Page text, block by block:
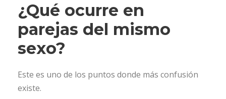
¿Qué ocurre en
parejas del mismo
sexo?
Este es uno de los puntos donde más confusión
existe.